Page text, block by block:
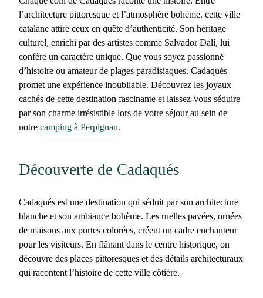
l’architecture pittoresque et l’atmosphère bohème, cette ville
catalane attire ceux en quête d’authenticité. Son héritage
culturel, enrichi par des artistes comme Salvador Dalí, lui
confère un caractère unique. Que vous soyez passionné
d’histoire ou amateur de plages paradisiaques, Cadaqués
promet une expérience inoubliable. Découvrez les joyaux
cachés de cette destination fascinante et laissez-vous séduire
par son charme irrésistible lors de votre séjour au sein de
notre camping à Perpignan.
Découverte de Cadaqués
Cadaqués est une destination qui séduit par son architecture
blanche et son ambiance bohème. Les ruelles pavées, ornées
de maisons aux portes colorées, créent un cadre enchanteur
pour les visiteurs. En flânant dans le centre historique, on
découvre des places pittoresques et des détails architecturaux
qui racontent l’histoire de cette ville côtière.